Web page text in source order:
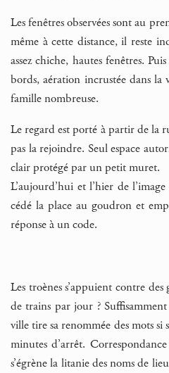
Les fenêtres observées sont au
même à cette distance, il reste
assez chiche, hautes fenêtres.
bords, aération incrustée dans
famille nombreuse.
Le regard est porté à partir de la
pas la rejoindre. Seul espace
clair protégé par un petit muret.
L’aujourd’hui et l’hier de
cédé la place au goudron et
réponse à un code.
Les troènes s’appuient contre
de trains par jour ?
ville tire sa renommée des mots
minutes d’arrêt.
s’égrène la litanie des noms de